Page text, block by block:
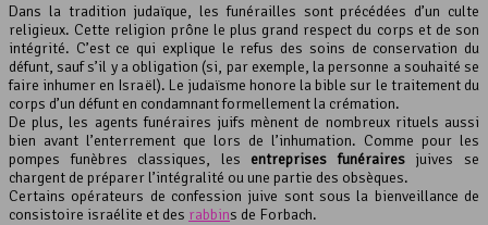
Dans la tradition judaïque, les funérailles sont précédées d’un culte
religieux. Cette religion prône le plus grand respect du corps et de son
intégrité. C’est ce qui explique le refus des soins de conservation du
défunt, sauf s’il y a obligation (si, par exemple, la personne a souhaité se
faire inhumer en Israël). Le judaïsme honore la bible sur le traitement du
corps d’un défunt en condamnant formellement la crémation.
De plus, les agents funéraires juifs mènent de nombreux rituels aussi
bien avant l’enterrement que lors de l’inhumation. Comme pour les
pompes funèbres classiques, les entreprises funérairesjuives se
chargent de préparer l’intégralité ou une partie des obsèques.
Certains opérateurs de confession juive sont sous la bienveillance de
consistoire israélite et des rabbins de Forbach.